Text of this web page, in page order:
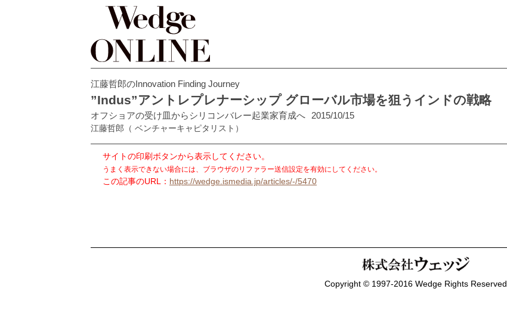
江藤哲郎のInnovation Finding Journey
”Indus”アントレプレナーシップ グローバル市場を狙うインドの戦略
オフショアの受け皿からシリコンバレー起業家育成へ 2015/10/15
江藤哲郎 （ ベンチャーキャピタリスト）
サイトの印刷ボタンから表示してください。
うまく表示できない場合には、ブラウザのリファラー送信設定を有効にしてください。
この記事のURL： https://wedge.ismedia.jp/articles/-/5470
Copyright © 1997-2016 Wedge Rights Reserved